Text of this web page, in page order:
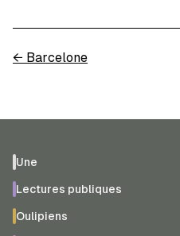
← Barcelone
Une
Lectures publiques
Oulipiens